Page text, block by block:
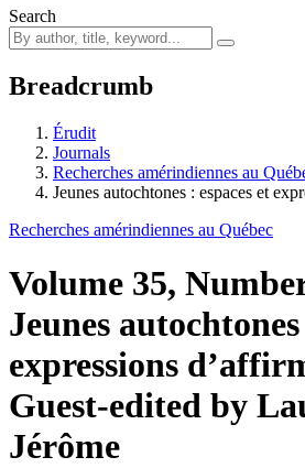
Search
Breadcrumb
Érudit
Journals
Recherches amérindiennes au
Jeunes autochtones : espaces et
Recherches amérindiennes au Québec
Volume 35,
Jeunes
expressions
Guest-edited by
Jérôme